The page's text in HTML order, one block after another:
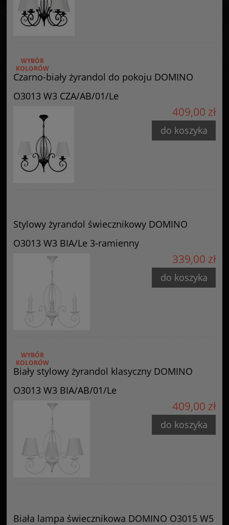
Czarno-biały żyrandol do pokoju DOMINO
O3013 W3 CZA/AB/01/Le
WYBÓR
KOLORÓW
409,00 zł
do koszyka
Stylowy żyrandol świecznikowy DOMINO
O3013 W3 BIA/Le 3-ramienny
339,00 zł
do koszyka
Biały stylowy żyrandol klasyczny DOMINO
O3013 W3 BIA/AB/01/Le
WYBÓR
KOLORÓW
409,00 zł
do koszyka
Biała lampa świecznikowa DOMINO O3015 W5